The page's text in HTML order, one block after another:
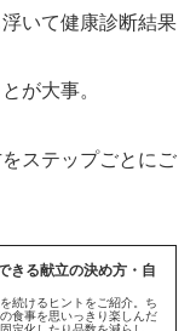
いて健康診断結果
が大事。
ステップごとにご
きる献立の決め方・自
続けるヒントをご紹介。ち
食事を思いっきり楽しんだ